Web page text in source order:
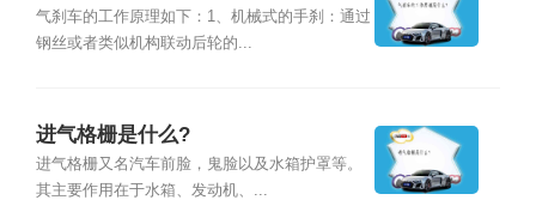
气刹车的工作原理如下：1、机械式的手刹：通过
钢丝或者类似机构联动后轮的...
进气格栅是什么?
进气格栅又名汽车前脸，鬼脸以及水箱护罩等。
其主要作用在于水箱、发动机、...